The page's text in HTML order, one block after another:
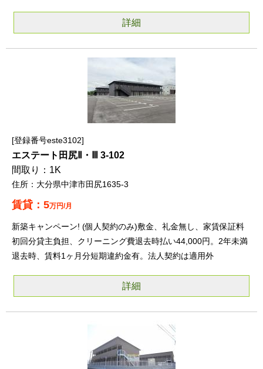
詳細
登録番号este3102
エステート田尻Ⅱ・Ⅲ 3-102
1K
大分県中津市田尻1635-3
5万円/月
新築キャンペーン! (個人契約のみ)敷金、礼金無し、家賃保証料
初回分貸主負担、クリーニング費退去時払い44,000円。2年未満
退去時、賃料1ヶ月分短期違約金有。法人契約は適用外
詳細